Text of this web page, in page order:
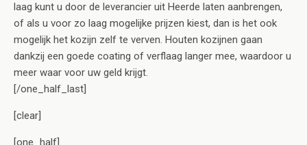
laag kunt u door de leverancier uit Heerde laten aanbrengen,
of als u voor zo laag mogelijke prijzen kiest, dan is het ook
mogelijk het kozijn zelf te verven. Houten kozijnen gaan
dankzij een goede coating of verflaag langer mee, waardoor u
meer waar voor uw geld krijgt.
[/one_half_last]
[clear]
[one_half]